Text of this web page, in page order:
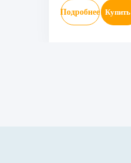
Подробнее Купить